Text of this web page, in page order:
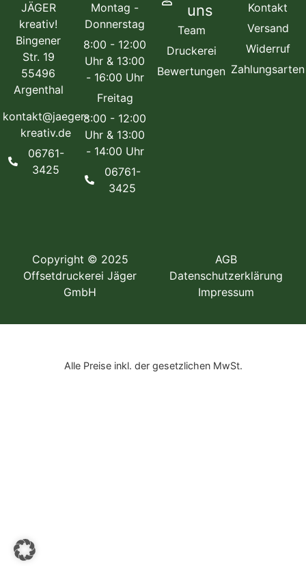
JÄGER
kreativ!
Bingener
Str. 19
55496
Argenthal
kontakt@jaeger-
kreativ.de
06761-
3425
Montag -
Donnerstag
8:00 - 12:00
Uhr & 13:00
- 16:00 Uhr
Freitag
8:00 - 12:00
Uhr & 13:00
- 14:00 Uhr
06761-
3425
uns
Team
Druckerei
Bewertungen
Kontakt
Versand
Widerruf
Zahlungsarten
Copyright © 2025
Offsetdruckerei Jäger
GmbH
AGB
Datenschutzerklärung
Impressum
Alle Preise inkl. der gesetzlichen MwSt.